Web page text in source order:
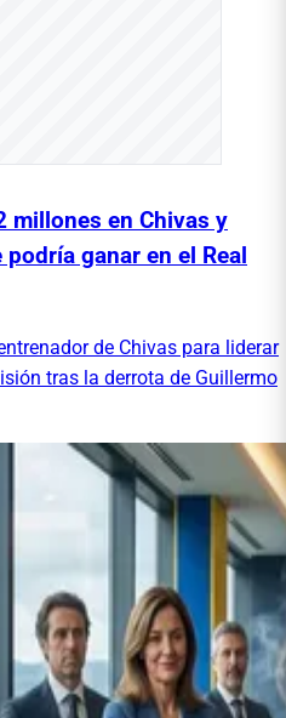
millones en Chivas y
ganar en el Real
de Chivas para liderar
tras la derrota de Guillermo